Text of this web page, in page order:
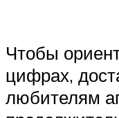
Чтобы
цифрах,
любителям